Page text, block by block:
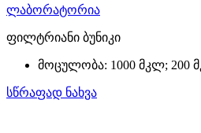
ლაბორატორია
ფილტრიანი ბუნიკი
მოცულობა: 1000 მკლ; 200
სწრაფად ნახვა